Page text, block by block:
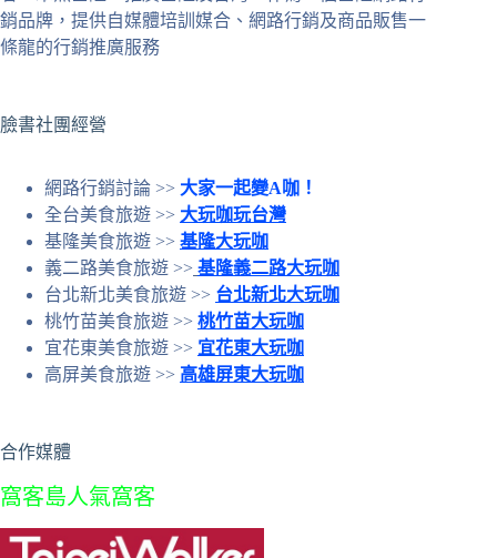
條
件
的
果
銷品牌，提供自媒體培訓媒合、網路行銷及商品販售一
條龍的行銷推廣服務
臉書社團經營
網路行銷討論 >> 大家一起變A咖！
全台美食旅遊 >> 大玩咖玩台灣
基隆美食旅遊 >> 基隆大玩咖
義二路美食旅遊 >> 基隆義二路大玩咖
台北新北美食旅遊 >> 台北新北大玩咖
桃竹苗美食旅遊 >> 桃竹苗大玩咖
宜花東美食旅遊 >> 宜花東大玩咖
高屏美食旅遊 >> 高雄屏東大玩咖
合作媒體
窩客島人氣窩客